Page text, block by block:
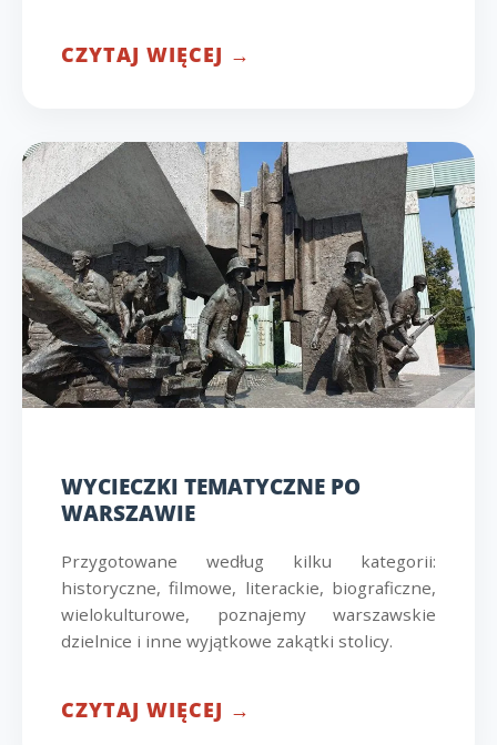
CZYTAJ WIĘCEJ →
WYCIECZKI TEMATYCZNE PO
WARSZAWIE
Przygotowane według kilku kategorii:
historyczne, filmowe, literackie, biograficzne,
wielokulturowe, poznajemy warszawskie
dzielnice i inne wyjątkowe zakątki stolicy.
CZYTAJ WIĘCEJ →